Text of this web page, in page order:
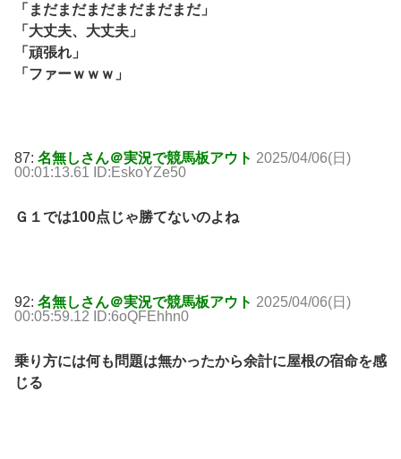
「まだまだまだまだまだまだ」
「大丈夫、大丈夫」
「頑張れ」
「ファーｗｗｗ」
87: 名無しさん＠実況で競馬板アウト 2025/04/06(日)
00:01:13.61 ID:EskoYZe50
Ｇ１では100点じゃ勝てないのよね
92: 名無しさん＠実況で競馬板アウト 2025/04/06(日)
00:05:59.12 ID:6oQFEhhn0
乗り方には何も問題は無かったから余計に屋根の宿命を感
じる